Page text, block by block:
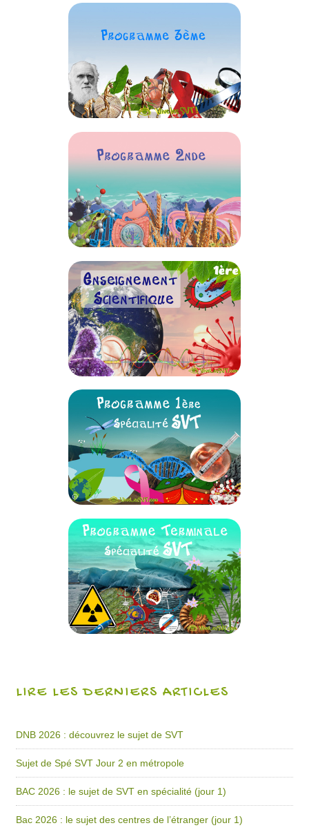
LIRE LES DERNIERS ARTICLES
DNB 2026 : découvrez le sujet de SVT
Sujet de Spé SVT Jour 2 en métropole
BAC 2026 : le sujet de SVT en spécialité (jour 1)
Bac 2026 : le sujet des centres de l’étranger (jour 1)